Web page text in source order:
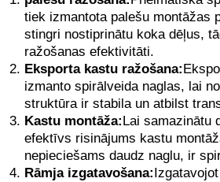
tiek izmantota palešu montāžas
stingri nostiprinātu koka dēļus,
ražošanas efektivitāti.
Eksporta kastu ražošana:
izmanto spirālveida naglas, lai
struktūra ir stabila un atbilst
Kastu montāža:Lai samazinātu
efektīvs risinājums kastu
nepieciešams daudz naglu, ir
Rāmja izgatavošana: